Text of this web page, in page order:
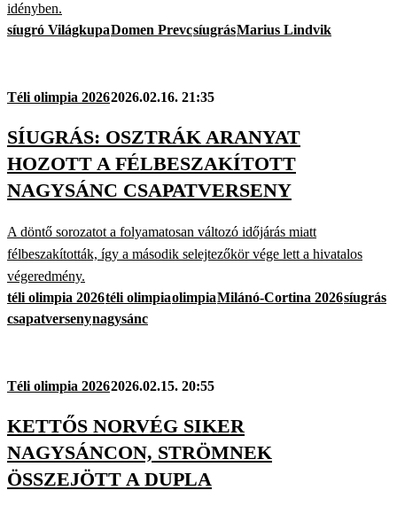
idényben.
síugró VilágkupaDomen PrevcsíugrásMarius Lindvik
Téli olimpia 20262026.02.16. 21:35
SÍUGRÁS: OSZTRÁK ARANYAT
HOZOTT A FÉLBESZAKÍTOTT
NAGYSÁNC CSAPATVERSENY
A döntő sorozatot a folyamatosan változó időjárás miatt
félbeszakították, így a második selejtezőkör vége lett a hivatalos
végeredmény.
téli olimpia 2026téli olimpiaolimpiaMilánó-Cortina 2026síugrás
csapatversenynagysánc
Téli olimpia 20262026.02.15. 20:55
KETTŐS NORVÉG SIKER
NAGYSÁNCON, STRÖMNEK
ÖSSZEJÖTT A DUPLA